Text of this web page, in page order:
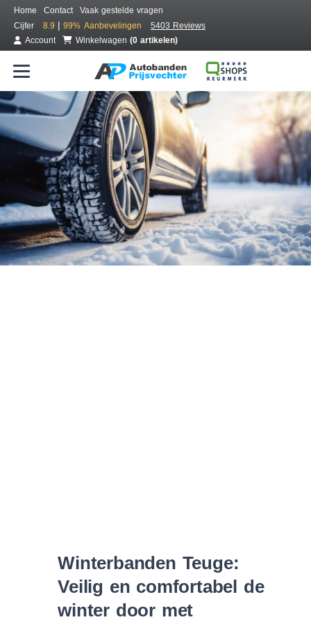
Home Contact
Vaak gestelde vragen
Cijfer
8.9 | 99% Aanbevelingen
5403 Reviews
Account
Winkelwagen (0 artikelen)
Bestel voordelig winterbanden
Gratis bezorgd of montage bij jou in de buurt
Seizoen:
Merken:
Winterbanden Teuge:
Veilig en comfortabel de
winter door met